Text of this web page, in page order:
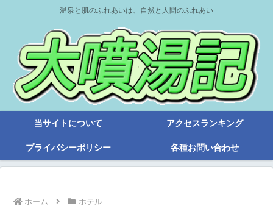
温泉と肌のふれあいは、自然と人間のふれあい
当サイトについて アクセスランキング
プライバシーポリシー 各種お問い合わせ
ホーム ホテル